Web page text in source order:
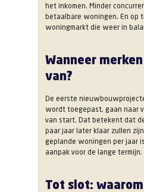
het inkomen. Minder
betaalbare woningen. En op
woningmarkt die weer in
Wanneer
van?
De eerste
wordt toegepast, gaan naar
van start. Dat betekent dat
paar jaar later klaar zullen
geplande woningen per jaar
aanpak voor de lange termijn.
Tot slot: waarom